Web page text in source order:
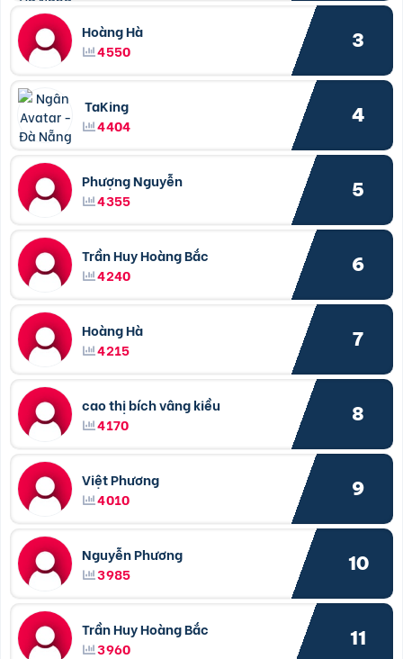
Hoàng Hà
4550
3
TaKing
4404
4
Phượng Nguyễn
4355
5
Trần Huy Hoàng Bắc
4240
6
Hoàng Hà
4215
7
cao thị bích vâng kiều
4170
8
Việt Phương
4010
9
Nguyễn Phương
3985
10
Trần Huy Hoàng Bắc
3960
11